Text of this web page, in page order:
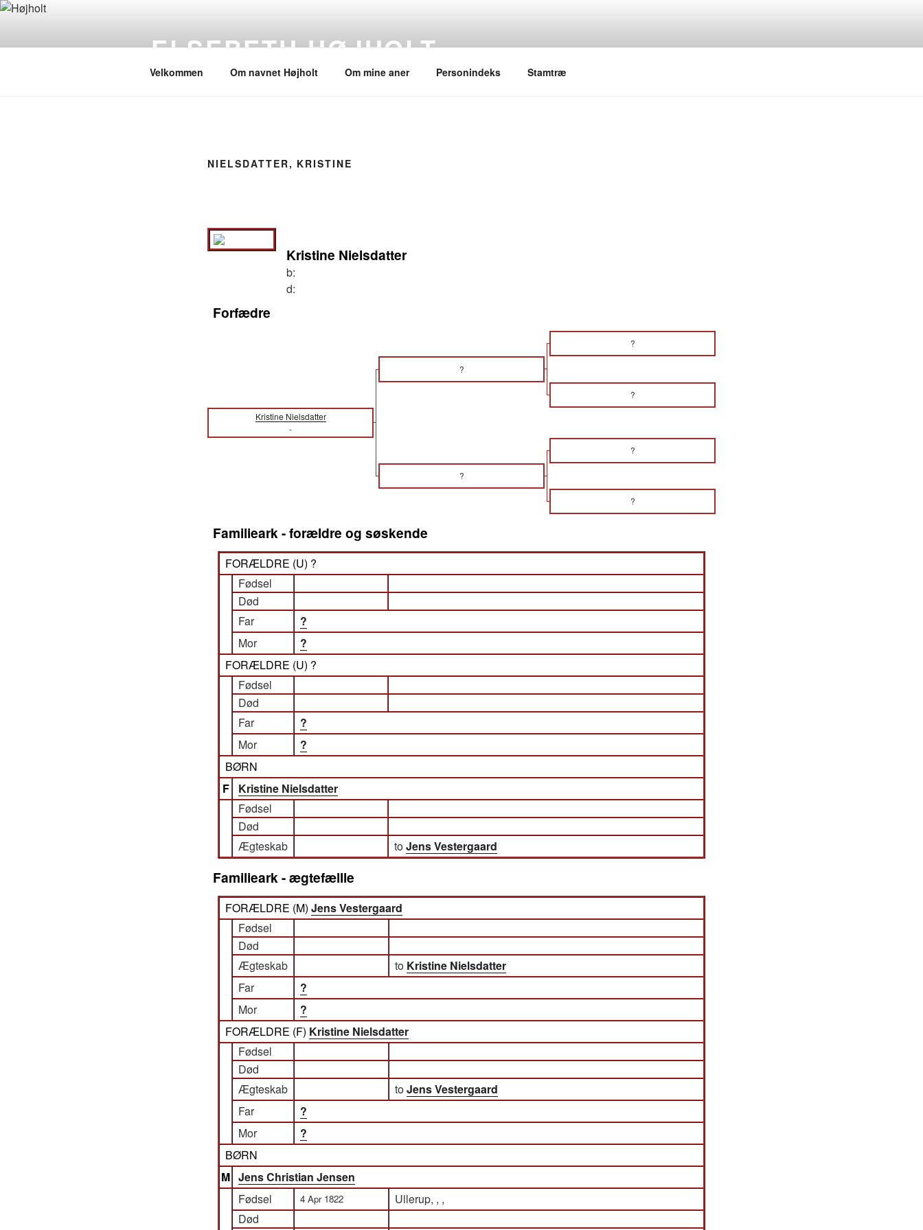
Videre
ELSEBETH HØJHOLT
Velkommen Om navnet Højholt Om mine aner Personindeks Stamtræ
NIELSDATTER, KRISTINE
Kristine Nielsdatter
b:
d:
Forfædre
?
?
?
Kristine Nielsdatter
-
?
?
?
Familieark - forældre og søskende
FORÆLDRE (U) ?
Fødsel
Død
Far
?
Mor
?
FORÆLDRE (U) ?
Fødsel
Død
Far
?
Mor
?
BØRN
F
Kristine Nielsdatter
Fødsel
Død
Ægteskab
toJens Vestergaard
Familieark - ægtefællle
FORÆLDRE (M) Jens Vestergaard
Fødsel
Død
Ægteskab
to Kristine Nielsdatter
Far
?
Mor
?
FORÆLDRE (F) Kristine Nielsdatter
Fødsel
Død
Ægteskab
toJens Vestergaard
Far
?
Mor
?
BØRN
M Jens Christian Jensen
Fødsel
4 Apr 1822
Ullerup, , ,
Død